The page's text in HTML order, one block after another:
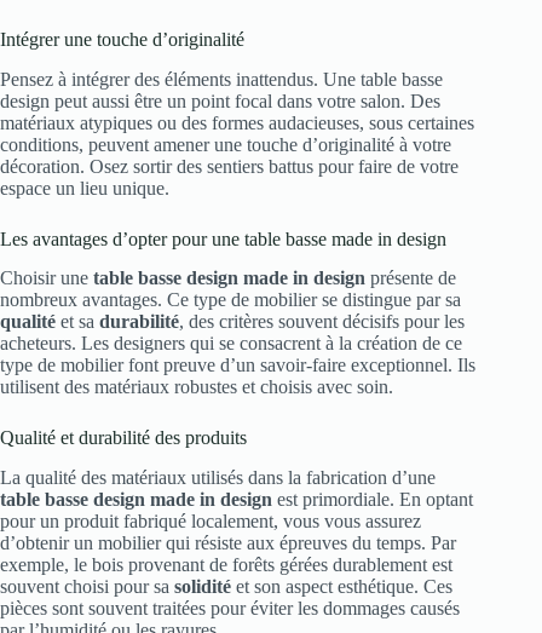
Intégrer une touche d’originalité
Pensez à intégrer des éléments inattendus. Une table basse
design peut aussi être un point focal dans votre salon. Des
matériaux atypiques ou des formes audacieuses, sous certaines
conditions, peuvent amener une touche d’originalité à votre
décoration. Osez sortir des sentiers battus pour faire de votre
espace un lieu unique.
Les avantages d’opter pour une table basse made in design
Choisir une table basse design made in design présente de
nombreux avantages. Ce type de mobilier se distingue par sa
qualité et sa durabilité, des critères souvent décisifs pour les
acheteurs. Les designers qui se consacrent à la création de ce
type de mobilier font preuve d’un savoir-faire exceptionnel. Ils
utilisent des matériaux robustes et choisis avec soin.
Qualité et durabilité des produits
La qualité des matériaux utilisés dans la fabrication d’une
table basse design made in design est primordiale. En optant
pour un produit fabriqué localement, vous vous assurez
d’obtenir un mobilier qui résiste aux épreuves du temps. Par
exemple, le bois provenant de forêts gérées durablement est
souvent choisi pour sa solidité et son aspect esthétique. Ces
pièces sont souvent traitées pour éviter les dommages causés